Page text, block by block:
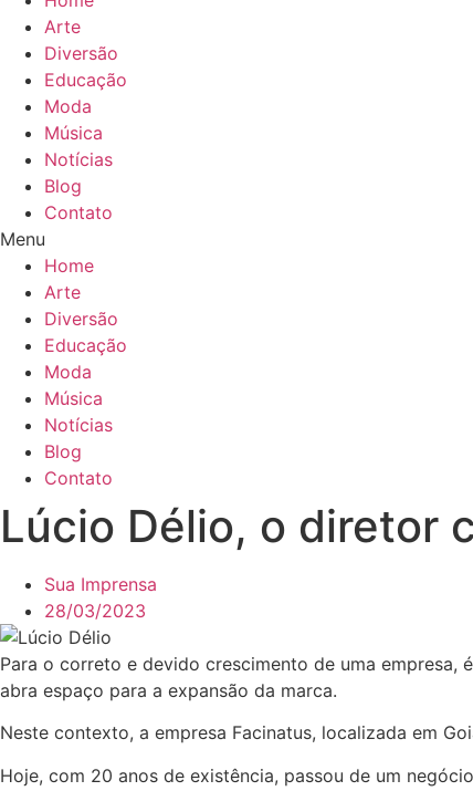
Arte
Diversão
Educação
Moda
Música
Notícias
Blog
Contato
Menu
Home
Arte
Diversão
Educação
Moda
Música
Notícias
Blog
Contato
Lúcio Délio, o diretor
Sua Imprensa
28/03/2023
Para o correto e devido crescimento de uma empresa,
abra espaço para a expansão da marca.
Neste contexto, a empresa Facinatus, localizada em
Hoje, com 20 anos de existência, passou de um